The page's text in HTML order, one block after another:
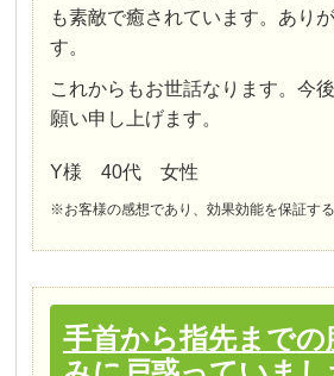
も素敵で癒されています。あり
す。
これからもお世話なります。今
願い申し上げます。
Y様 40代 女性
※お客様の感想であり、効果効能を保証する
手首から指先までの